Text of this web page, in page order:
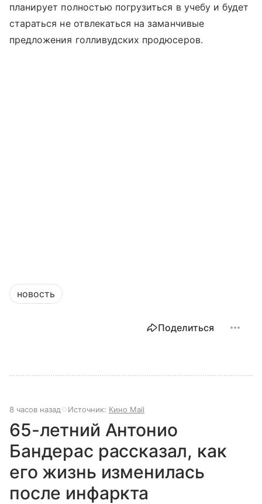
планирует полностью погрузиться в учебу и будет
стараться не отвлекаться на заманчивые
предложения голливудских продюсеров.
новость
Поделиться
8 часов назад Источник: Кино Mail
65-летний Антонио
Бандерас рассказал, как
его жизнь изменилась
после инфаркта